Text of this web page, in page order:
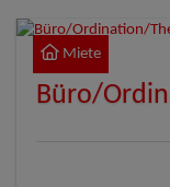
Miete